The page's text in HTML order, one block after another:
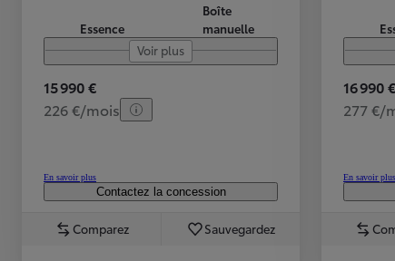
Essence
Boîte
manuelle
Voir plus
15 990 €
226 €/mois
En savoir plus
Contactez la concession
Comparez Sauvegardez
16 990 €
277 €/
En savoir plus